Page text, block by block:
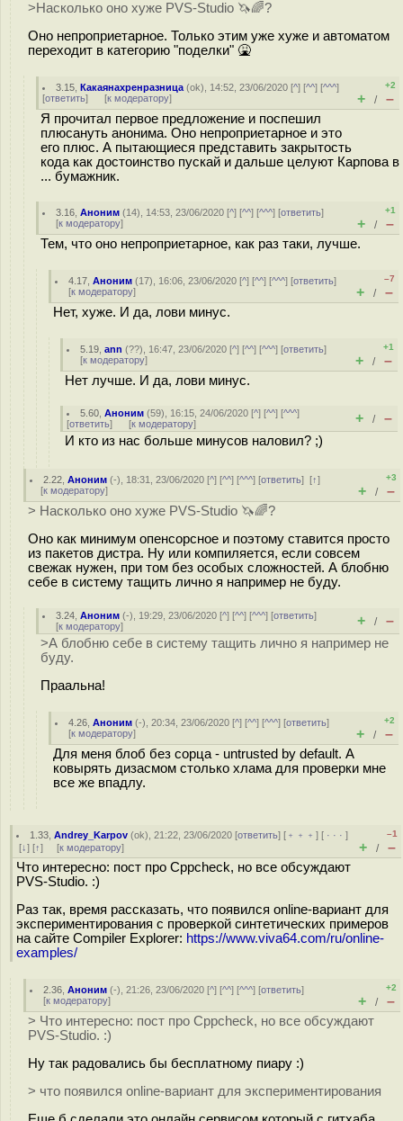
>Насколько оно хуже PVS-Studio 🦄🌈?
Оно непроприетарное. Только этим уже хуже и автоматом
переходит в категорию "поделки" 🤮
3.15 ,Какаянахренразница (ok), 14:52, 23/06/2020 [^] [^^] [^^^]
[ответить] [к модератору]
+2
+ / –
Я прочитал первое предложение и поспешил
плюсануть анонима. Оно непроприетарное и это
его плюс. А пытающиеся представить закрытость
кода как достоинство пускай и дальше целуют Карпова в
... бумажник.
3.16 ,Аноним (14), 14:53, 23/06/2020 [^] [^^] [^^^] [ответить]
[к модератору]
+1
+ / –
Тем, что оно непроприетарное, как раз таки, лучше.
4.17 ,Аноним (17), 16:06, 23/06/2020 [^] [^^] [^^^] [ответить]
[к модератору]
–7
+ / –
Нет, хуже. И да, лови минус.
5.19 ,ann (??), 16:47, 23/06/2020 [^] [^^] [^^^] [ответить]
[к модератору]
+1
+ / –
Нет лучше. И да, лови минус.
5.60 ,Аноним (59), 16:15, 24/06/2020 [^] [^^] [^^^]
[ответить] [к модератору] + / –
И кто из нас больше минусов наловил? ;)
2.22 ,Аноним (-), 18:31, 23/06/2020 [^] [^^] [^^^] [ответить][↑]
[к модератору]
+3
+ / –
> Насколько оно хуже PVS-Studio 🦄🌈?
Оно как минимум опенсорсное и поэтому ставится просто
из пакетов дистра. Ну или компиляется, если совсем
свежак нужен, при том без особых сложностей. А блобню
себе в систему тащить лично я например не буду.
3.24 ,Аноним (-), 19:29, 23/06/2020 [^] [^^] [^^^] [ответить]
[к модератору] + / –
>А блобню себе в систему тащить лично я например не
буду.
Праальна!
4.26 ,Аноним (-), 20:34, 23/06/2020 [^] [^^] [^^^] [ответить]
[к модератору]
+2
+ / –
Для меня блоб без сорца - untrusted by default. А
ковырять дизасмом столько хлама для проверки мне
все же впадлу.
1.33 ,Andrey_Karpov (ok), 21:22, 23/06/2020 [ответить] [ ﹢﹢﹢] [ · · ·]
[↓] [↑] [к модератору]
–1
+ / –
Что интересно: пост про Cppcheck, но все обсуждают
PVS-Studio. :)
Раз так, время рассказать, что появился online-вариант для
экспериментирования с проверкой синтетических примеров
на сайте Compiler Explorer: https://www.viva64.com/ru/online-
examples/
2.36 ,Аноним (-), 21:26, 23/06/2020 [^] [^^] [^^^] [ответить]
[к модератору]
+2
+ / –
> Что интересно: пост про Cppcheck, но все обсуждают
PVS-Studio. :)
Ну так радовались бы бесплатному пиару :)
> что появился online-вариант для экспериментирования